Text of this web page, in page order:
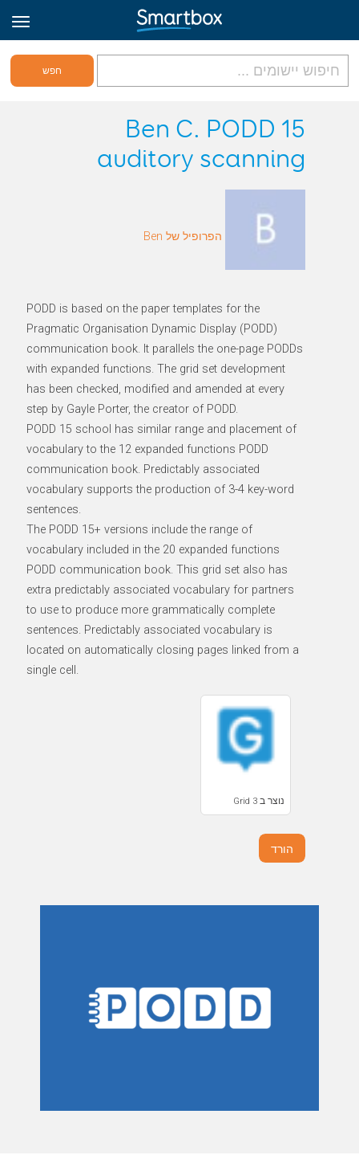
גריד אונליין
היכנס
Ben C. PODD 15
auditory scanning
הפרופיל של Ben
PODD is based on the paper templates for the
Pragmatic Organisation Dynamic Display (PODD)
communication book. It parallels the one-page PODDs
with expanded functions. The grid set development
has been checked, modified and amended at every
step by Gayle Porter, the creator of PODD.
PODD 15 school has similar range and placement of
vocabulary to the 12 expanded functions PODD
communication book. Predictably associated
vocabulary supports the production of 3-4 key-word
sentences.
The PODD 15+ versions include the range of
vocabulary included in the 20 expanded functions
PODD communication book. This grid set also has
extra predictably associated vocabulary for partners
to use to produce more grammatically complete
sentences. Predictably associated vocabulary is
located on automatically closing pages linked from a
single cell.
נוצר ב Grid 3
הורד